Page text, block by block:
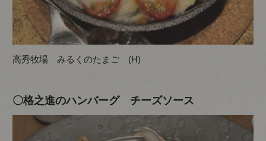
高秀牧場 みるくのたまご (H)
〇格之進のハンバーグ チーズソース